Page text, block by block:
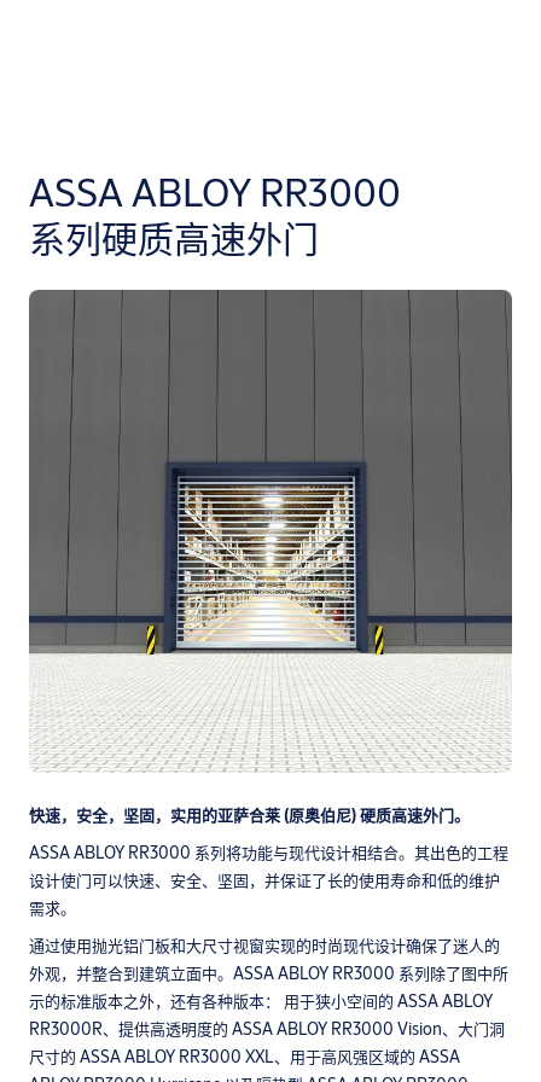
ASSA ABLOY RR3000
系列硬质高速外门
快速，安全，坚固，实用的亚萨合莱 (原奥伯尼) 硬质高速外门。
ASSA ABLOY RR3000 系列将功能与现代设计相结合。其出色的工程
设计使门可以快速、安全、坚固，并保证了长的使用寿命和低的维护
需求。
通过使用抛光铝门板和大尺寸视窗实现的时尚现代设计确保了迷人的
外观，并整合到建筑立面中。ASSA ABLOY RR3000 系列除了图中所
示的标准版本之外，还有各种版本： 用于狭小空间的 ASSA ABLOY
RR3000R、提供高透明度的 ASSA ABLOY RR3000 Vision、大门洞
尺寸的 ASSA ABLOY RR3000 XXL、用于高风强区域的 ASSA